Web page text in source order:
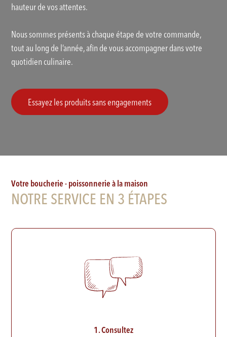
hauteur de vos attentes.
Nous sommes présents à chaque étape de votre commande,
tout au long de l’année, afin de vous accompagner dans votre
quotidien culinaire.
Essayez les produits sans engagements
Votre boucherie - poissonnerie à la maison
NOTRE SERVICE EN 3 ÉTAPES
1. Consultez